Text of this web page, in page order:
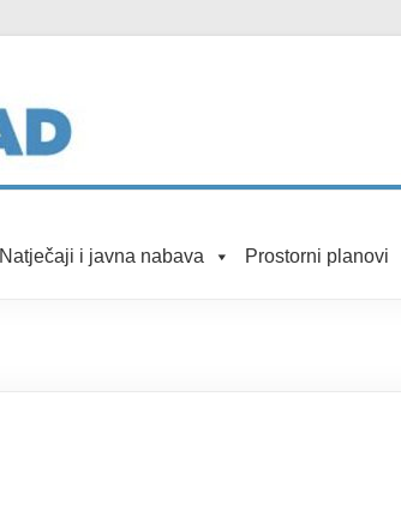
Natječaji i javna nabava Prostorni planovi